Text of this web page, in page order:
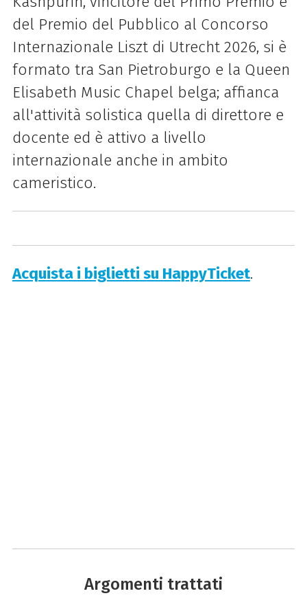
del Premio del Pubblico al Concorso
Internazionale Liszt di Utrecht 2026, si è
formato tra San Pietroburgo e la Queen
Elisabeth Music Chapel belga; affianca
all'attività solistica quella di direttore e
docente ed è attivo a livello
internazionale anche in ambito
cameristico.
Acquista i biglietti su HappyTicket.
Argomenti trattati